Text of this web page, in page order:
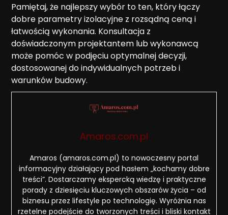
Pamiętaj, że najlepszy wybór to ten, który łączy
dobre parametry izolacyjne z rozsądną ceną i
łatwością wykonania. Konsultacja z
doświadczonym projektantem lub wykonawcą
może pomóc w podjęciu optymalnej decyzji,
dostosowanej do indywidualnych potrzeb i
warunków budowy.
Amaros.com.pl
Amaros (amaros.com.pl) to nowoczesny portal
informacyjny działający pod hasłem „kochamy dobre
treści”. Dostarczamy ekspercką wiedzę i praktyczne
porady z dziesięciu kluczowych obszarów życia – od
biznesu przez lifestyle po technologię. Wyróżnia nas
rzetelne podejście do tworzonych treści i bliski kontakt